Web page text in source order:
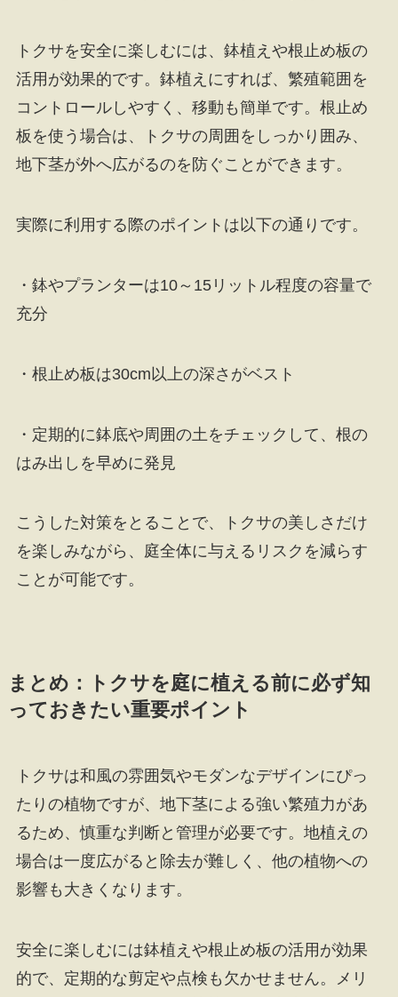
トクサを安全に楽しむには、鉢植えや根止め板の
活用が効果的です。鉢植えにすれば、繁殖範囲を
コントロールしやすく、移動も簡単です。根止め
板を使う場合は、トクサの周囲をしっかり囲み、
地下茎が外へ広がるのを防ぐことができます。
実際に利用する際のポイントは以下の通りです。
・鉢やプランターは10～15リットル程度の容量で
充分
・根止め板は30cm以上の深さがベスト
・定期的に鉢底や周囲の土をチェックして、根の
はみ出しを早めに発見
こうした対策をとることで、トクサの美しさだけ
を楽しみながら、庭全体に与えるリスクを減らす
ことが可能です。
まとめ：トクサを庭に植える前に必ず知
っておきたい重要ポイント
トクサは和風の雰囲気やモダンなデザインにぴっ
たりの植物ですが、地下茎による強い繁殖力があ
るため、慎重な判断と管理が必要です。地植えの
場合は一度広がると除去が難しく、他の植物への
影響も大きくなります。
安全に楽しむには鉢植えや根止め板の活用が効果
的で、定期的な剪定や点検も欠かせません。メリ